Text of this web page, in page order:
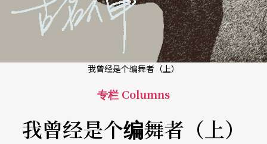
我曾经是个编舞者（上）
专栏 Columns
我曾经是个编舞者（上）